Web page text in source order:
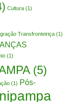
Cultura (1)
Transfronteiriça (1)
(1)
(5)
(1) Pós-